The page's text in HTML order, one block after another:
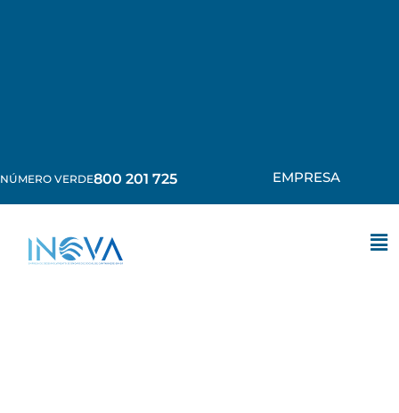
NÚMERO VERDE800 201 725 EMPRESA